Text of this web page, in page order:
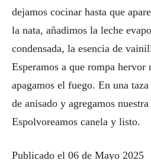
dejamos cocinar hasta que
la nata, añadimos la leche
condensada, la esencia de
Esperamos a que rompa hervor
apagamos el fuego. En una
de anisado y agregamos
Espolvoreamos canela y listo.
Publicado el 06 de Mayo 2025